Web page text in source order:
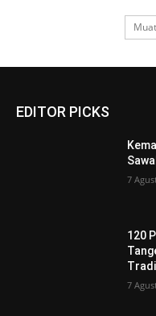
EDITOR PICKS
7
120
7